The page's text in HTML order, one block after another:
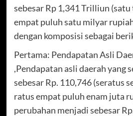
sebesar Rp 1,341 Trilliun
empat puluh satu milyar
dengan komposisi sebagai
Pertama: Pendapatan Asli
,Pendapatan asli daerah yang
sebesar Rp. 110,746 (seratus
ratus empat puluh enam juta
perubahan menjadi sebesar